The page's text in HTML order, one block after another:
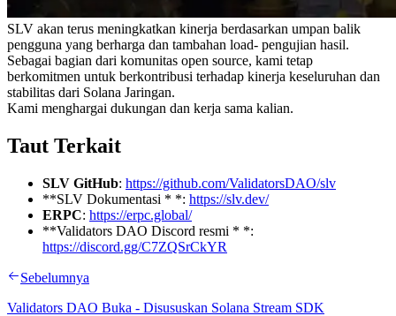
SLV akan terus meningkatkan kinerja berdasarkan umpan balik
pengguna yang berharga dan tambahan load- pengujian hasil.
Sebagai bagian dari komunitas open source, kami tetap
berkomitmen untuk berkontribusi terhadap kinerja keseluruhan dan
stabilitas dari Solana Jaringan.
Kami menghargai dukungan dan kerja sama kalian.
Taut Terkait
SLV GitHub: https://github.com/ValidatorsDAO/slv
**SLV Dokumentasi * *: https://slv.dev/
ERPC: https://erpc.global/
**Validators DAO Discord resmi * *:
https://discord.gg/C7ZQSrCkYR
Sebelumnya
Validators DAO Buka - Disususkan Solana Stream SDK